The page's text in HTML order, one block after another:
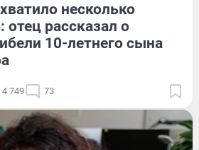
несколько
рассказал о
10-летнего сына
4 749 73